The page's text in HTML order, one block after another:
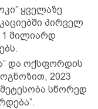
ყველაზე
პირველ
მილიარდ
და ოქსფორდის
2023
სწორედ